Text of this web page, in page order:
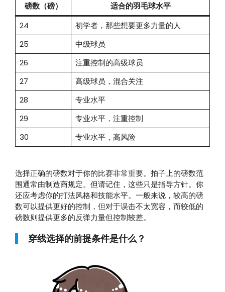
磅数（磅）
适合的羽毛球水平
24
初学者，那些想要更多力量的人
25
中级球员
26
注重控制的高级球员
27
高级球员，混合关注
28
专业水平
29
专业水平，注重控制
30
专业水平，高风险
选择正确的磅数对于你的比赛非常重要。拍子上的磅数范
围通常由制造商规定。但请记住，这些只是指导方针。你
还应考虑你的打法风格和技能水平。一般来说，较高的磅
数可以提供更好的控制，但对于误击不太宽容，而较低的
磅数则提供更多的反弹力量但控制较差。
穿线选择的前提条件是什么？